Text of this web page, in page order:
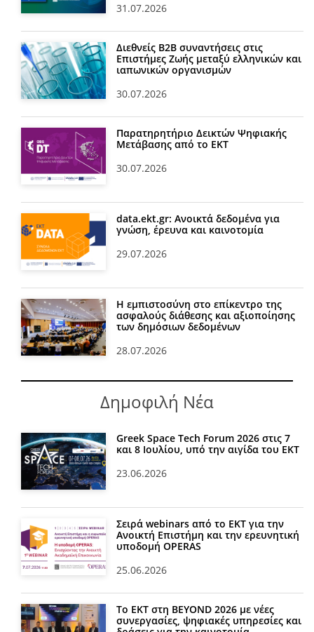
31.07.2026
Διεθνείς Β2Β συναντήσεις στις
Επιστήμες Ζωής μεταξύ ελληνικών και
ιαπωνικών οργανισμών
30.07.2026
Παρατηρητήριο Δεικτών Ψηφιακής
Μετάβασης από το ΕΚΤ
30.07.2026
data.ekt.gr: Ανοικτά δεδομένα για
γνώση, έρευνα και καινοτομία
29.07.2026
Η εμπιστοσύνη στο επίκεντρο της
ασφαλούς διάθεσης και αξιοποίησης
των δημόσιων δεδομένων
28.07.2026
Δημοφιλή Νέα
Greek Space Tech Forum 2026 στις 7
και 8 Ιουλίου, υπό την αιγίδα του ΕΚΤ
23.06.2026
Σειρά webinars από το ΕΚΤ για την
Ανοικτή Επιστήμη και την ερευνητική
υποδομή OPERAS
25.06.2026
Το ΕΚΤ στη BEYOND 2026 με νέες
συνεργασίες, ψηφιακές υπηρεσίες και